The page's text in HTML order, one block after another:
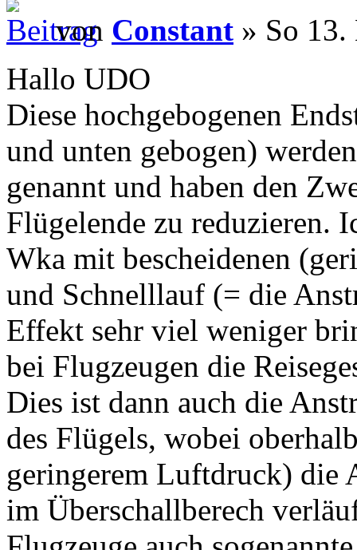
von Constant » So
Hallo UDO
Diese hochgebogenen
und unten gebogen)
genannt und haben den
Flügelende zu reduzieren.
Wka mit bescheidenen
und Schnelllauf (= die
Effekt sehr viel weniger
bei Flugzeugen die
Dies ist dann auch die
des Flügels, wobei
geringerem Luftdruck) die
im Überschallberech